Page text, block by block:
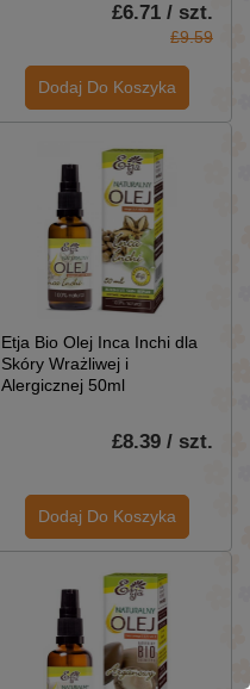
£6.71 / szt.
£9.59
Dodaj Do Koszyka
Etja Bio Olej Inca Inchi dla
Skóry Wrażliwej i
Alergicznej 50ml
£8.39 / szt.
Dodaj Do Koszyka